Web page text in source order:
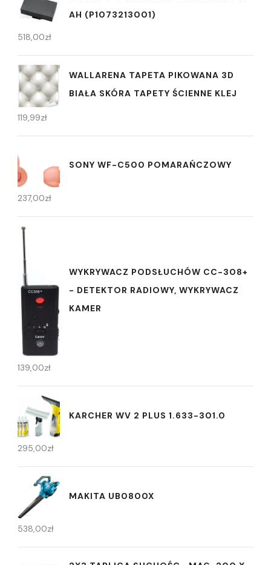
AH (P1073213001)
518,00zł
WALLARENA TAPETA PIKOWANA 3D
BIAŁA SKÓRA TAPETY ŚCIENNE KLEJ
119,99zł
SONY WF-C500 POMARAŃCZOWY
237,00zł
WYKRYWACZ PODSŁUCHÓW CC-308+
- DETEKTOR RADIOWY, WYKRYWACZ
KAMER
139,00zł
KARCHER WV 2 PLUS 1.633-301.0
295,00zł
MAKITA UB0800X
538,00zł